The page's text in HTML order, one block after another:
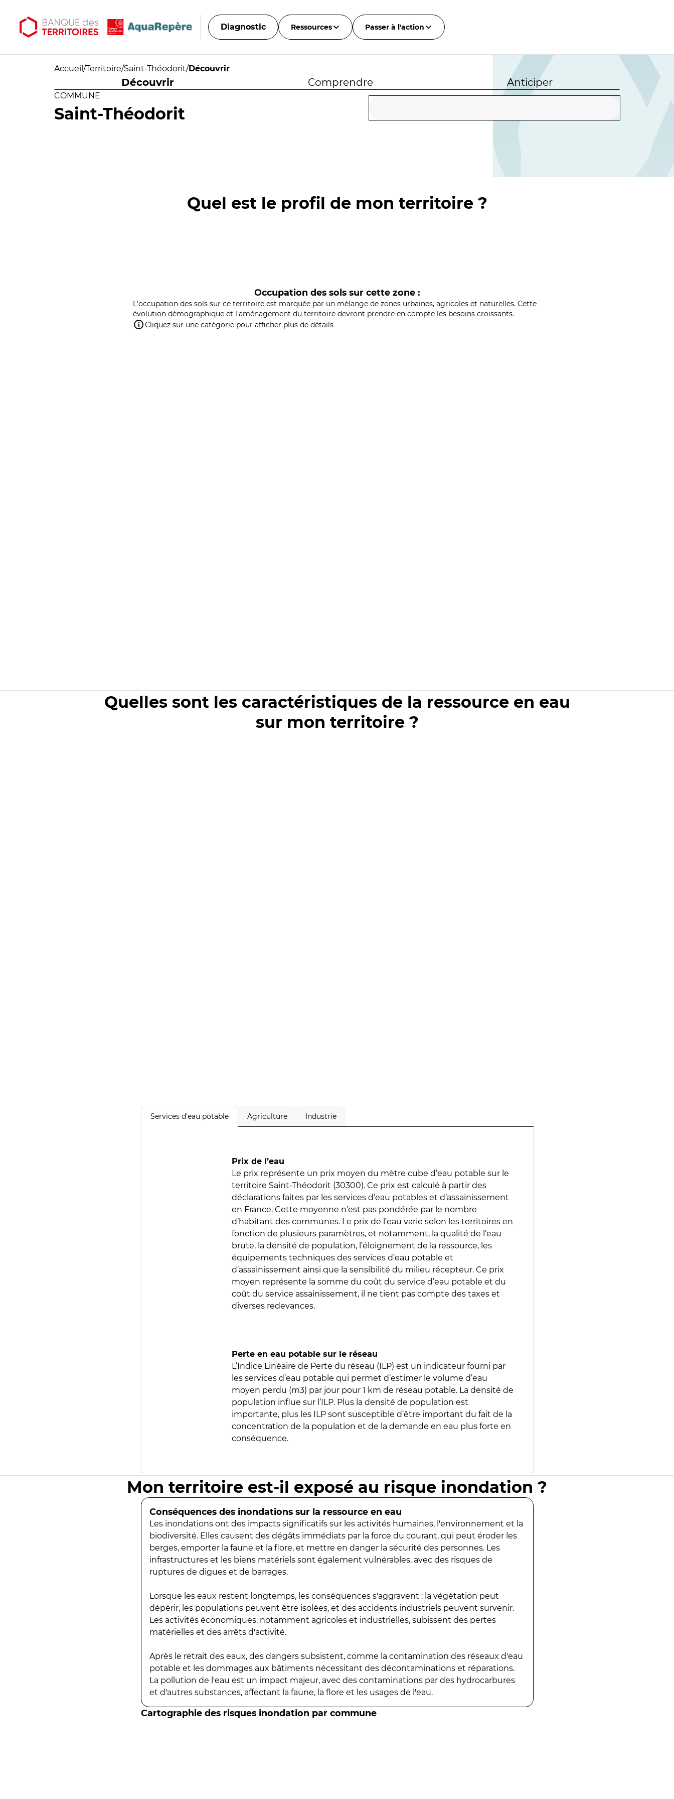
Diagnostic Ressources Passer à l'action
Accueil /Territoire/Saint-Théodorit/Découvrir
Découvrir Comprendre Anticiper
COMMUNE
Saint-Théodorit
Quel est le profil de mon territoire ?
Occupation des sols sur cette zone :
L'occupation des sols sur ce territoire est marquée par un mélange de zones urbaines, agricoles et naturelles. Cette
évolution démographique et l'aménagement du territoire devront prendre en compte les besoins croissants.
Cliquez sur une catégorie pour afficher plus de détails
Quelles sont les caractéristiques de la ressource en eau
sur mon territoire ?
Services d'eau potable Agriculture Industrie
Prix de l’eau
Le prix représente un prix moyen du mètre cube d’eau potable sur le
territoire Saint-Théodorit (30300). Ce prix est calculé à partir des
déclarations faites par les services d’eau potables et d’assainissement
en France. Cette moyenne n’est pas pondérée par le nombre
d’habitant des communes. Le prix de l’eau varie selon les territoires en
fonction de plusieurs paramètres, et notamment, la qualité de l’eau
brute, la densité de population, l’éloignement de la ressource, les
équipements techniques des services d’eau potable et
d’assainissement ainsi que la sensibilité du milieu récepteur. Ce prix
moyen représente la somme du coût du service d’eau potable et du
coût du service assainissement, il ne tient pas compte des taxes et
diverses redevances.
Perte en eau potable sur le réseau
L’Indice Linéaire de Perte du réseau (ILP) est un indicateur fourni par
les services d’eau potable qui permet d’estimer le volume d’eau
moyen perdu (m3) par jour pour 1 km de réseau potable. La densité de
population influe sur l’ILP. Plus la densité de population est
importante, plus les ILP sont susceptible d’être important du fait de la
concentration de la population et de la demande en eau plus forte en
conséquence.
Mon territoire est-il exposé au risque inondation ?
Conséquences des inondations sur la ressource en eau
Les inondations ont des impacts significatifs sur les activités humaines, l'environnement et la
biodiversité. Elles causent des dégâts immédiats par la force du courant, qui peut éroder les
berges, emporter la faune et la flore, et mettre en danger la sécurité des personnes. Les
infrastructures et les biens matériels sont également vulnérables, avec des risques de
ruptures de digues et de barrages.
Lorsque les eaux restent longtemps, les conséquences s'aggravent : la végétation peut
dépérir, les populations peuvent être isolées, et des accidents industriels peuvent survenir.
Les activités économiques, notamment agricoles et industrielles, subissent des pertes
matérielles et des arrêts d'activité.
Après le retrait des eaux, des dangers subsistent, comme la contamination des réseaux d'eau
potable et les dommages aux bâtiments nécessitant des décontaminations et réparations.
La pollution de l'eau est un impact majeur, avec des contaminations par des hydrocarbures
et d'autres substances, affectant la faune, la flore et les usages de l'eau.
Cartographie des risques inondation par commune